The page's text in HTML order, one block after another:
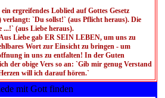
ein ergreifendes Loblied auf Gottes Gesetz
verlangt: `Du sollst!` (aus Pflicht heraus). Die
(aus Liebe heraus).
Liebe gab ER SEIN LEBEN, um uns zu
Wort zur Einsicht zu bringen - um
in uns zu entfalten! In der Guten
der obige Vers so an: `Gib mir genug Verstand
will ich darauf hören.`
mit Gott finden